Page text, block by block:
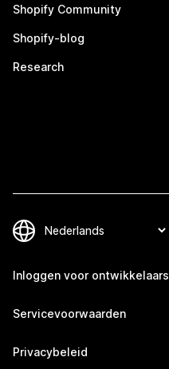
Shopify Community
Shopify-blog
Research
Inloggen voor ontwikkelaars
Servicevoorwaarden
Privacybeleid